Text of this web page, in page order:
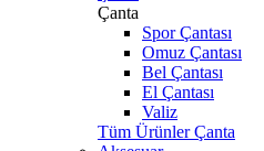
Çanta
Spor Çantası
Omuz Çantası
Bel Çantası
El Çantası
Valiz
Tüm Ürünler Çanta